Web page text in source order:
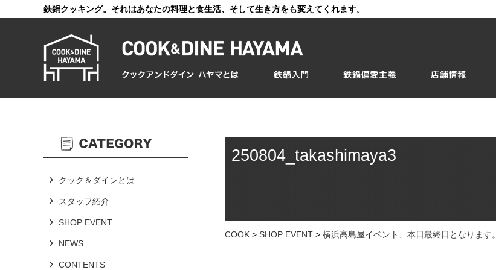
鉄鍋クッキング。それはあなたの料理と食生活、そして生き方をも変えてくれます。
250804_takashimaya3
COOK > SHOP EVENT > 横浜高島屋イベント、本日最終日となります。
クック＆ダインとは
スタッフ紹介
SHOP EVENT
NEWS
CONTENTS